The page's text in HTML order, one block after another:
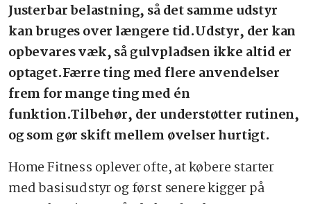
Justerbar belastning, så det samme udstyr
kan bruges over længere tid.Udstyr, der kan
opbevares væk, så gulvpladsen ikke altid er
optaget.Færre ting med flere anvendelser
frem for mange ting med én
funktion.Tilbehør, der understøtter rutinen,
og som gør skift mellem øvelser hurtigt.
Home Fitness oplever ofte, at købere starter
med basisudstyr og først senere kigger på